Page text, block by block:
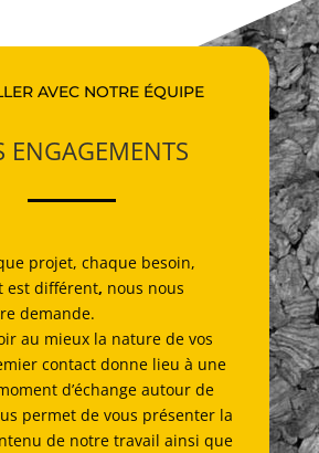
AVEC NOTRE ÉQUIPE
ENGAGEMENTS
projet, chaque besoin,
est différent, nous nous
demande.
au mieux la nature de vos
contact donne lieu à une
d’échange autour de
permet de vous présenter la
de notre travail ainsi que